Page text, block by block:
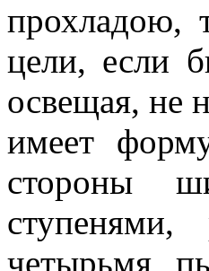
прохладою,
цели, если
освещая, не
имеет
стороны
четырьмя